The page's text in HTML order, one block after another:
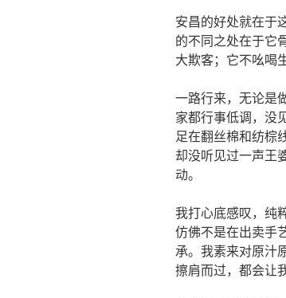
安昌的好处就在于
的不同之处在于它
大欺客；它不吆喝
一路行来，无论是
家都行事低调，没
足在翻丝棉和纺棕
却没听见过一声王
动。
我打心底感叹，纯
仿佛不是在出卖手
承。我素来对原汁
擦肩而过，都会让